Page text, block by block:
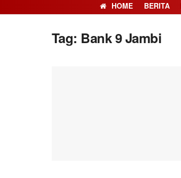
HOME BERITA
Tag: Bank 9 Jambi